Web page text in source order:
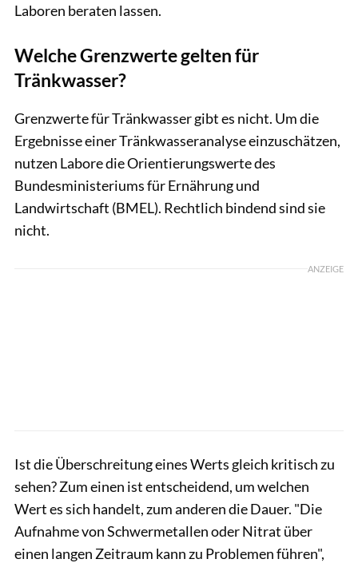
Laboren beraten lassen.
Welche Grenzwerte gelten für
Tränkwasser?
Grenzwerte für Tränkwasser gibt es nicht. Um die
Ergebnisse einer Tränkwasseranalyse einzuschätzen,
nutzen Labore die Orientierungswerte des
Bundesministeriums für Ernährung und
Landwirtschaft (BMEL). Rechtlich bindend sind sie
nicht.
ANZEIGE
Ist die Überschreitung eines Werts gleich kritisch zu
sehen? Zum einen ist entscheidend, um welchen
Wert es sich handelt, zum anderen die Dauer. "Die
Aufnahme von Schwermetallen oder Nitrat über
einen langen Zeitraum kann zu Problemen führen",